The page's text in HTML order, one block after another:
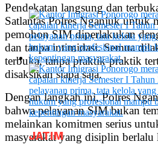
Pendekatan langsung dan
Satlantas Polres Nganjuk untuk
pemohon SIM diperlakukan
dan tanpa intimidasi. Semua
terbuka, tanpa praktik-praktik
disaksikan siapa saja.
Dengan langkah ini, Polres
bahwa pelayanan SIM bukan
melainkan komitmen serius
masyarakat yang disiplin berlalu
JATIM